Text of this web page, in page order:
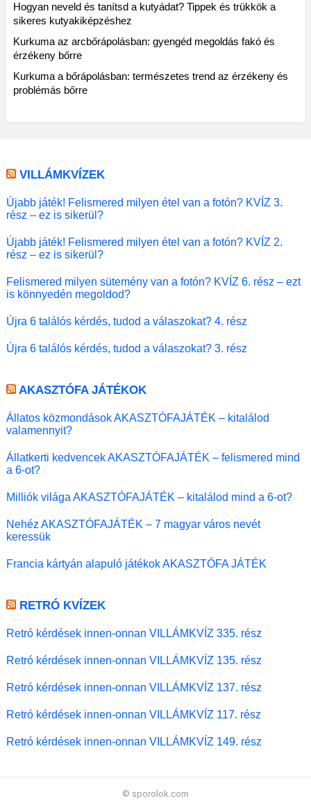
Hogyan neveld és tanítsd a kutyádat? Tippek és trükkök a
sikeres kutyakiképzéshez
Kurkuma az arcbőrápolásban: gyengéd megoldás fakó és
érzékeny bőrre
Kurkuma a bőrápolásban: természetes trend az érzékeny és
problémás bőrre
VILLÁMKVÍZEK
Újabb játék! Felismered milyen étel van a fotón? KVÍZ 3.
rész – ez is sikerül?
Újabb játék! Felismered milyen étel van a fotón? KVÍZ 2.
rész – ez is sikerül?
Felismered milyen sütemény van a fotón? KVÍZ 6. rész – ezt
is könnyedén megoldod?
Újra 6 találós kérdés, tudod a válaszokat? 4. rész
Újra 6 találós kérdés, tudod a válaszokat? 3. rész
AKASZTÓFA JÁTÉKOK
Állatos közmondások AKASZTÓFAJÁTÉK – kitalálod
valamennyit?
Állatkerti kedvencek AKASZTÓFAJÁTÉK – felismered mind
a 6-ot?
Milliók világa AKASZTÓFAJÁTÉK – kitalálod mind a 6-ot?
Nehéz AKASZTÓFAJÁTÉK – 7 magyar város nevét
keressük
Francia kártyán alapuló játékok AKASZTÓFA JÁTÉK
RETRÓ KVÍZEK
Retró kérdések innen-onnan VILLÁMKVÍZ 335. rész
Retró kérdések innen-onnan VILLÁMKVÍZ 135. rész
Retró kérdések innen-onnan VILLÁMKVÍZ 137. rész
Retró kérdések innen-onnan VILLÁMKVÍZ 117. rész
Retró kérdések innen-onnan VILLÁMKVÍZ 149. rész
© sporolok.com